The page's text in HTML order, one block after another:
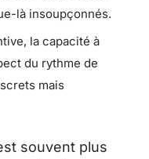
là insoupçonnés.
la capacité à
du rythme de
mais
souvent plus